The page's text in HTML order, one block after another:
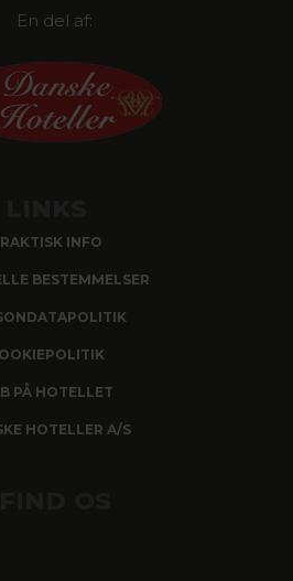
En del af:
INFO
BESTEMMELSER
PÅ HOTELLET
HOTELLER A/S